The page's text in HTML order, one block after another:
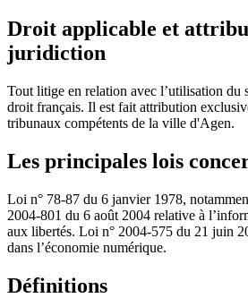
Droit applicable et
juridiction
Tout litige en relation avec l’utilisation du
droit français. Il est fait attribution
tribunaux compétents de la ville d'Agen.
Les principales lois
Loi n° 78-87 du 6 janvier 1978,
2004-801 du 6 août 2004 relative à
aux libertés. Loi n° 2004-575 du 21 juin
dans l’économie numérique.
Définitions